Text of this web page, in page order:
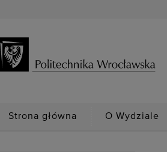
Strona główna O Wydziale